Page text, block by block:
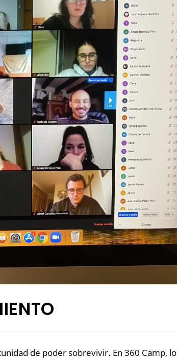
de poder sobrevivir. En 360 Camp, lo